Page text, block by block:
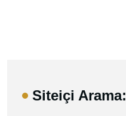
Siteiçi Arama: